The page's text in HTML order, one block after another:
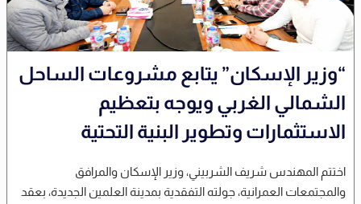
“وزير الإسكان” يتابع مشروعات الساحل
الشمالي الغربي ويوجه بتعظيم
الاستثمارات وتطوير البنية التحتية
اختتم المهندس شريف الشربيني، وزير الإسكان والمرافق
والمجتمعات العمرانية، جولته التفقدية بمدينة العلمين الجديدة، بعقد